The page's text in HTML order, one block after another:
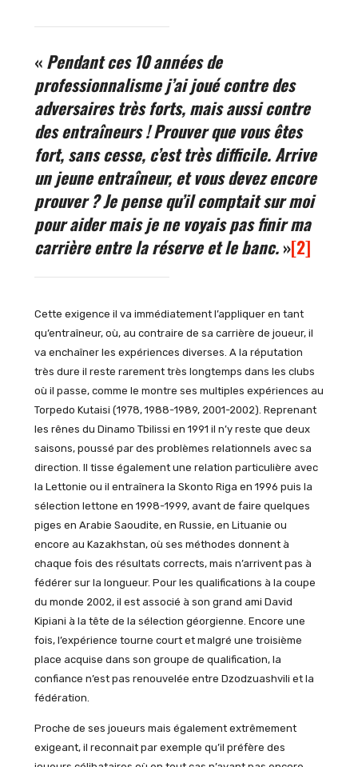
«Pendant ces 10 années de
professionnalisme j’ai joué contre des
adversaires très forts, mais aussi contre
des entraîneurs ! Prouver que vous êtes
fort, sans cesse, c’est très difficile. Arrive
un jeune entraîneur, et vous devez encore
prouver ? Je pense qu’il comptait sur moi
pour aider mais je ne voyais pas finir ma
carrière entre la réserve et le banc.»[2]
Cette exigence il va immédiatement l’appliquer en tant
qu’entraîneur, où, au contraire de sa carrière de joueur, il
va enchaîner les expériences diverses. A la réputation
très dure il reste rarement très longtemps dans les clubs
où il passe, comme le montre ses multiples expériences au
Torpedo Kutaisi (1978, 1988-1989, 2001-2002). Reprenant
les rênes du Dinamo Tbilissi en 1991 il n’y reste que deux
saisons, poussé par des problèmes relationnels avec sa
direction. Il tisse également une relation particulière avec
la Lettonie ou il entraînera la Skonto Riga en 1996 puis la
sélection lettone en 1998-1999, avant de faire quelques
piges en Arabie Saoudite, en Russie, en Lituanie ou
encore au Kazakhstan, où ses méthodes donnent à
chaque fois des résultats corrects, mais n’arrivent pas à
fédérer sur la longueur. Pour les qualifications à la coupe
du monde 2002, il est associé à son grand ami David
Kipiani à la tête de la sélection géorgienne. Encore une
fois, l’expérience tourne court et malgré une troisième
place acquise dans son groupe de qualification, la
confiance n’est pas renouvelée entre Dzodzuashvili et la
fédération.
Proche de ses joueurs mais également extrêmement
exigeant, il reconnait par exemple qu’il préfère des